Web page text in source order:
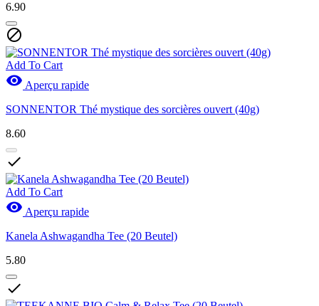
6.90

Add To Cart
 Aperçu rapide
SONNENTOR Thé mystique des sorcières ouvert (40g)
8.60

Add To Cart
 Aperçu rapide
Kanela Ashwagandha Tee (20 Beutel)
5.80
